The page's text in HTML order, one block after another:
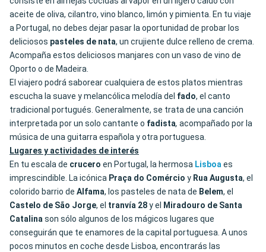
aceite de oliva, cilantro, vino blanco, limón y pimienta. En tu viaje
a Portugal, no debes dejar pasar la oportunidad de probar los
deliciosos pasteles de nata, un crujiente dulce relleno de crema.
Acompaña estos deliciosos manjares con un vaso de vino de
Oporto o de Madeira.
El viajero podrá saborear cualquiera de estos platos mientras
escucha la suave y melancólica melodía del fado, el canto
tradicional portugués. Generalmente, se trata de una canción
interpretada por un solo cantante o fadista, acompañado por la
música de una guitarra española y otra portuguesa.
Lugares y actividades de interés
En tu escala de crucero en Portugal, la hermosa Lisboaes
imprescindible. La icónica Praça do Comércio y RuaAugusta, el
colorido barrio de Alfama, los pasteles de nata de Belem, el
Castelo de São Jorge, el tranvía 28y el Miradouro de Santa
Catalinason sólo algunos de los mágicos lugares que
conseguirán que te enamores de la capital portuguesa. A unos
pocos minutos en coche desde Lisboa, encontrarás las